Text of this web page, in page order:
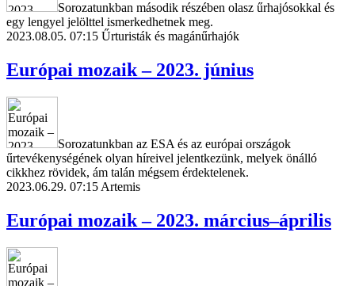
Sorozatunkban második részében olasz űrhajósokkal és
egy lengyel jelölttel ismerkedhetnek meg.
2023.08.05. 07:15 Űrturisták és magánűrhajók
Európai mozaik – 2023. június
Sorozatunkban az ESA és az európai országok
űrtevékenységének olyan híreivel jelentkezünk, melyek önálló
cikkhez rövidek, ám talán mégsem érdektelenek.
2023.06.29. 07:15 Artemis
Európai mozaik – 2023. március–április